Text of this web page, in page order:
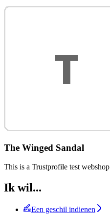
The Winged Sandal
This is a Trustprofile test webshop
Ik wil...
Een geschil indienen